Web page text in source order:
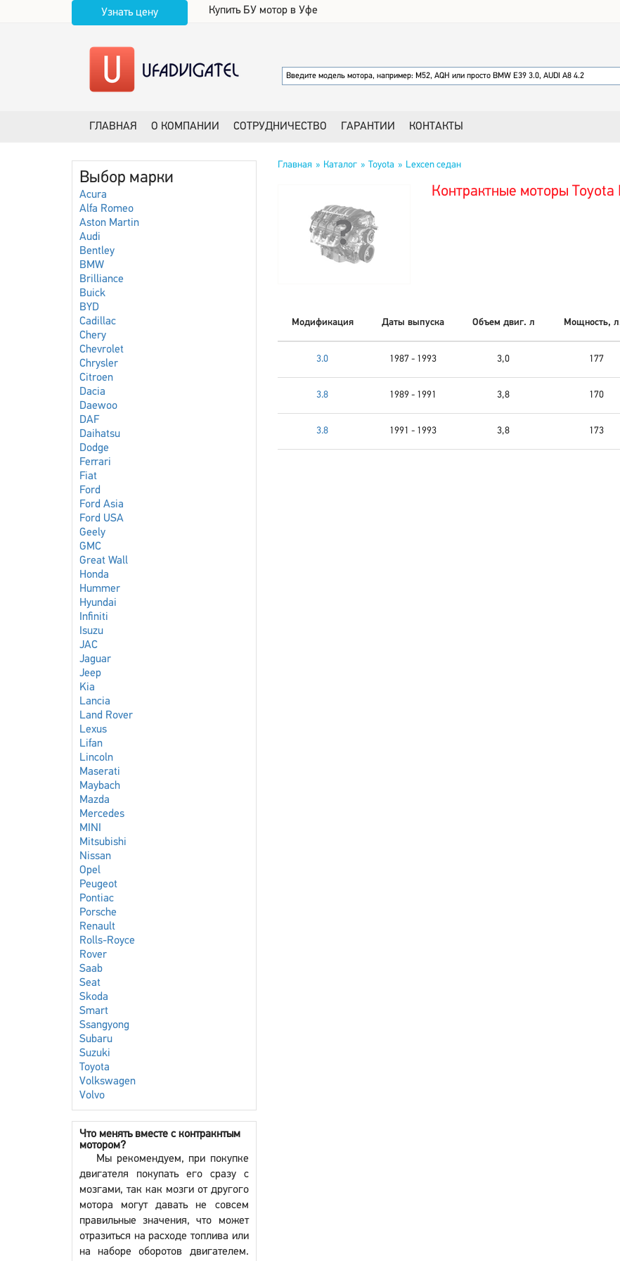
Узнать цену Купить БУ мотор в Уфе
ГЛАВНАЯ О КОМПАНИИ СОТРУДНИЧЕСТВО ГАРАНТИИ КОНТАКТЫ
Выбор марки
Acura
Alfa Romeo
Aston Martin
Audi
Bentley
BMW
Brilliance
Buick
BYD
Cadillac
Chery
Chevrolet
Chrysler
Citroen
Dacia
Daewoo
DAF
Daihatsu
Dodge
Ferrari
Fiat
Ford
Ford Asia
Ford USA
Geely
GMC
Great Wall
Honda
Hummer
Hyundai
Infiniti
Isuzu
JAC
Jaguar
Jeep
Kia
Lancia
Land Rover
Lexus
Lifan
Lincoln
Maserati
Maybach
Mazda
Mercedes
MINI
Mitsubishi
Nissan
Opel
Peugeot
Pontiac
Porsche
Renault
Rolls-Royce
Rover
Saab
Seat
Skoda
Smart
Ssangyong
Subaru
Suzuki
Toyota
Volkswagen
Volvo
Что менять вместе с контракнтым
мотором?
Мы рекомендуем, при покупке
двигателя покупать его сразу с
мозгами, так как мозги от другого
мотора могут давать не совсем
правильные значения, что может
отразиться на расходе топлива или
на наборе оборотов двигателем.
Главная Каталог Toyota Lexcen седан
Контрактные моторы Toyota
Модификация Даты выпуска Объем двиг. л Мощность,
3.0 1987 - 1993 3,0 177
3.8 1989 - 1991 3,8 170
3.8 1991 - 1993 3,8 173